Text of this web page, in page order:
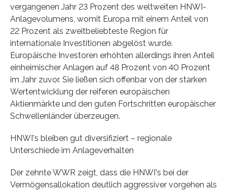
vergangenen Jahr 23 Prozent des weltweiten HNWI-
Anlagevolumens, womit Europa mit einem Anteil von
22 Prozent als zweitbeliebteste Region für
internationale Investitionen abgelöst wurde.
Europäische Investoren erhöhten allerdings ihren Anteil
einheimischer Anlagen auf 48 Prozent von 40 Prozent
im Jahr zuvor. Sie ließen sich offenbar von der starken
Wertentwicklung der reiferen europäischen
Aktienmärkte und den guten Fortschritten europäischer
Schwellenländer überzeugen.
HNWI's bleiben gut diversifiziert – regionale
Unterschiede im Anlageverhalten
Der zehnte WWR zeigt, dass die HNWI's bei der
Vermögensallokation deutlich aggressiver vorgehen als